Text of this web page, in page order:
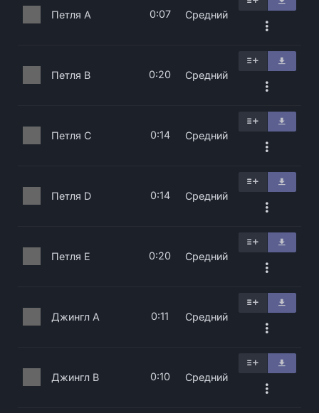
Петля A 0:07 Средний
Петля B 0:20 Средний
Петля C 0:14 Средний
Петля D 0:14 Средний
Петля E 0:20 Средний
Джингл A 0:11 Средний
Джингл B 0:10 Средний